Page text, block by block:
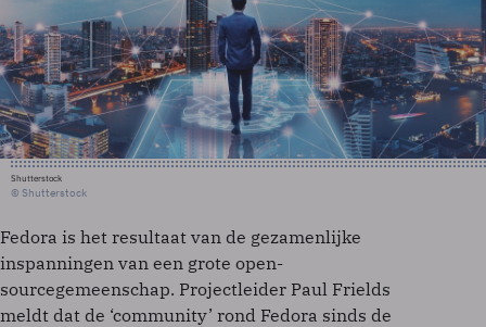
Shutterstock
© Shutterstock
Fedora is het resultaat van de gezamenlijke
inspanningen van een grote open-
sourcegemeenschap. Projectleider Paul Frields
meldt dat de ‘community’ rond Fedora sinds de